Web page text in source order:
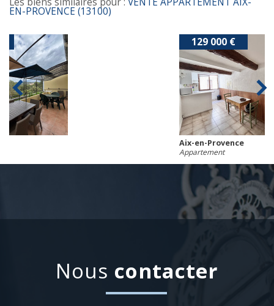
EN-PROVENCE (13100)
nous contacter